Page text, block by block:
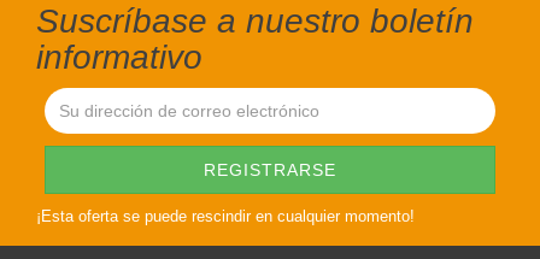
Suscríbase a nuestro boletín
informativo
¡Esta oferta se puede rescindir en cualquier momento!